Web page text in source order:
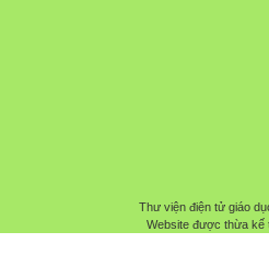
Thư viện điện tử giáo
Website được thừa